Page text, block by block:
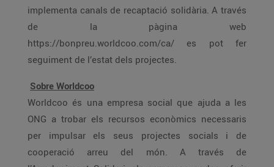
implementa canals de recaptació solidària. A través
de la pàgina web
https://bonpreu.worldcoo.com/ca/ es pot fer
seguiment de l’estat dels projectes.
Sobre Worldcoo
Worldcoo és una empresa social que ajuda a les
ONG a trobar els recursos econòmics necessaris
per impulsar els seus projectes socials i de
cooperació arreu del món. A través de